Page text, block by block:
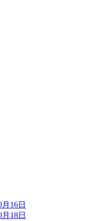
16日
18日